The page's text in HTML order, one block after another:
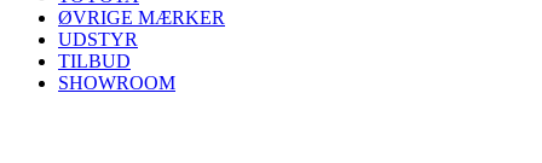
ØVRIGE MÆRKER
UDSTYR
TILBUD
SHOWROOM